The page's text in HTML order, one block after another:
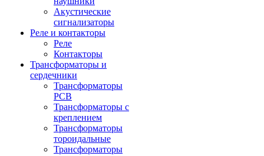
Акустические
сигнализаторы
Реле и контакторы
Реле
Контакторы
Трансформаторы и
сердечники
Трансформаторы
PCB
Трансформаторы с
креплением
Трансформаторы
тороидальные
Трансформаторы